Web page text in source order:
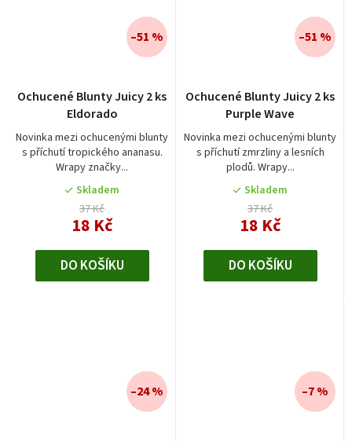
Ochucené Blunty Juicy 2 ks
Eldorado
Novinka mezi ochucenými blunty
s příchutí tropického ananasu.
Wrapy značky...
hodnocení
produktu
je
4,0
z
5
hvězdiček.
Skladem
37 Kč
18 Kč
–51 %
DO KOŠÍKU
Ochucené Blunty Juicy 2 ks
Purple Wave
Novinka mezi ochucenými blunty
s příchutí zmrzliny a lesních
plodů. Wrapy...
Skladem
37 Kč
18 Kč
–51 %
DO KOŠÍKU
–24 % –7 %